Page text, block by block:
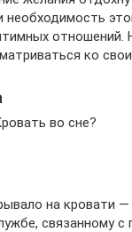
отношений.
ко
во сне?
на кровати
связанному с